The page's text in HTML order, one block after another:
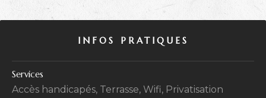
INFOS PRATIQUES
Services
Accès handicapés, Terrasse, Wifi, Privatisation